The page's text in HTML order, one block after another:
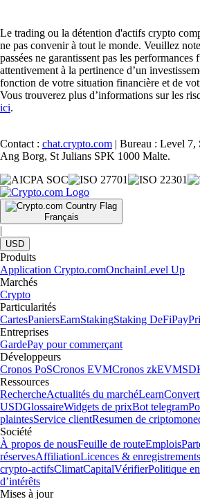
Le trading ou la détention d'actifs crypto
ne pas convenir à tout le monde. Veuillez
passées ne garantissent pas les performances
attentivement à la pertinence d’un
fonction de votre situation financière et de
Vous trouverez plus d’informations sur les
ici.
Contact : chat.crypto.com | Bureau : Level
Ang Borg, St Julians SPK 1000 Malte.
Français
|
USD
Produits
Application Crypto.comOnchainLevel Up
Marchés
Crypto
Particularités
CartesPaniersEarnStakingStaking DeFiPay
Entreprises
GardePay pour commerçant
Développeurs
Cronos PoSCronos EVMCronos zkEVM
Ressources
RechercheActualités du marchéLearn
USDGlossaireWidgets de prixBot telegram
plaintesService clientResumen de
Société
À propos de nousFeuille de routeEmplois
réservesAffiliationLicences & enregistrements
crypto-actifsClimatCapitalVérifierPolitique
d’intérêts
Mises à jour